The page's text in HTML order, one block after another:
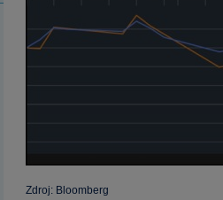
Zdroj: Bloomberg